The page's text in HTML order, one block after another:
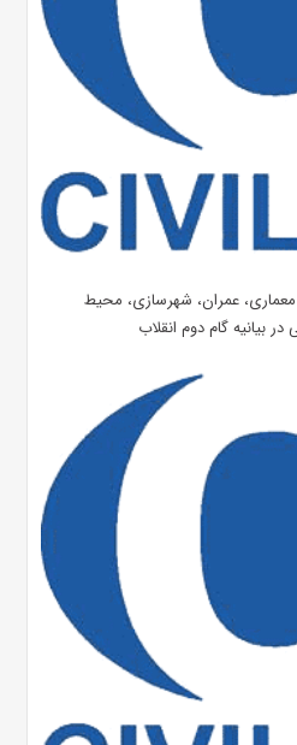
عمران، شهرسازی، محیط
بیانیه گام دوم انقلاب